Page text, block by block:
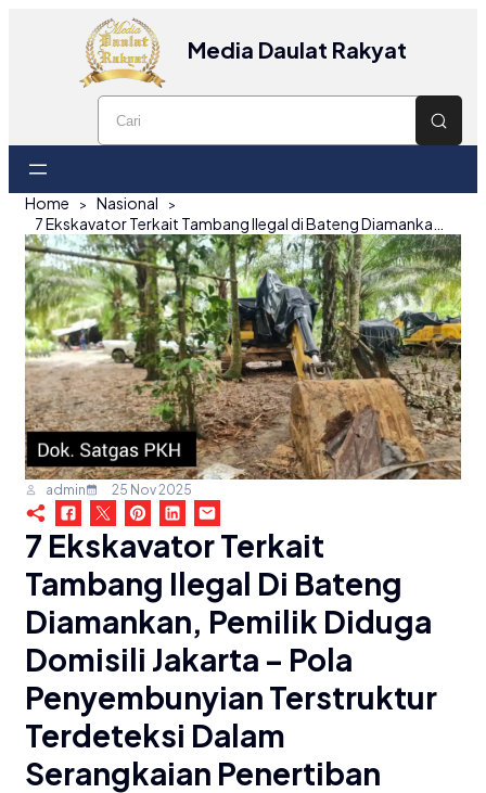
Media Daulat Rakyat
Home
Nasional
admin 25 Nov 2025
7 Ekskavator Terkait
Tambang Ilegal Di Bateng
Diamankan, Pemilik Diduga
Domisili Jakarta – Pola
Penyembunyian Terstruktur
Terdeteksi Dalam
Serangkaian Penertiban